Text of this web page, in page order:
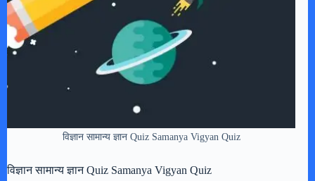
विज्ञान सामान्य ज्ञान Quiz Samanya Vigyan Quiz
विज्ञान सामान्य ज्ञान Quiz Samanya Vigyan Quiz